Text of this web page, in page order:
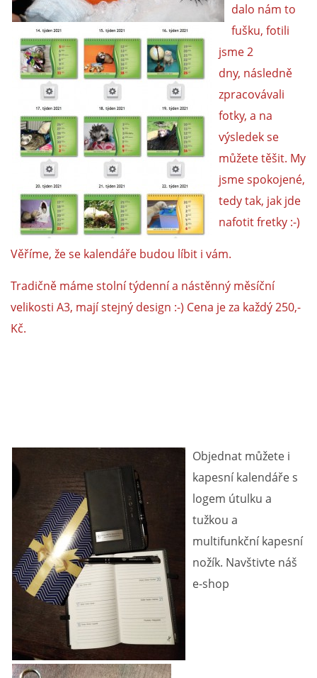
dalo nám to
fušku, fotili
jsme 2
dny, následně
zpracovávali
fotky, a na
výsledek se
můžete těšit. My
jsme spokojené,
tedy tak, jak jde
nafotit fretky :-)
Věříme, že se kalendáře budou líbit i vám.
Tradičně máme stolní týdenní a nástěnný měsíční
velikosti A3, mají stejný design :-) Cena je za každý 250,-
Kč.
Objednat můžete i
kapesní kalendáře s
logem útulku a
tužkou a
multifunkční kapesní
nožík. Navštivte náš
e-shop